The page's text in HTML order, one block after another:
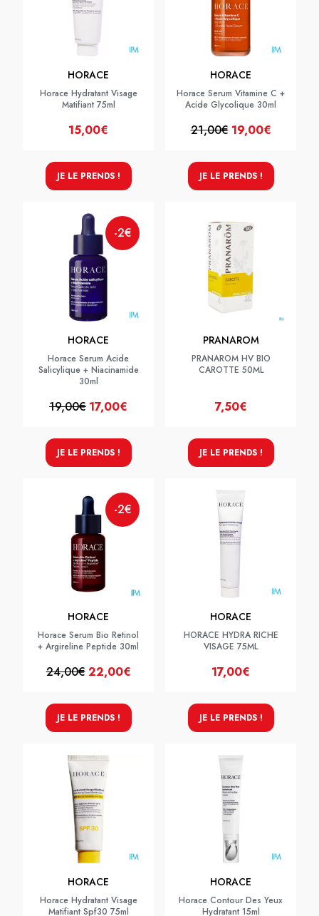
HORACE
Horace Hydratant Visage
Matifiant 75ml
15,00€
JE LE PRENDS !
HORACE
Horace Serum Vitamine C +
Acide Glycolique 30ml
21,00€ 19,00€
JE LE PRENDS !
-2€
HORACE
Horace Serum Acide
Salicylique + Niacinamide
30ml
19,00€ 17,00€
JE LE PRENDS !
PRANAROM
PRANAROM HV BIO
CAROTTE 50ML
7,50€
JE LE PRENDS !
-2€
HORACE
Horace Serum Bio Retinol
+ Argireline Peptide 30ml
24,00€22,00€
JE LE PRENDS !
HORACE
HORACE HYDRA RICHE
VISAGE 75ML
17,00€
JE LE PRENDS !
HORACE
Horace Hydratant Visage
Matifiant Spf30 75ml
HORACE
Horace Contour Des Yeux
Hydratant 15ml